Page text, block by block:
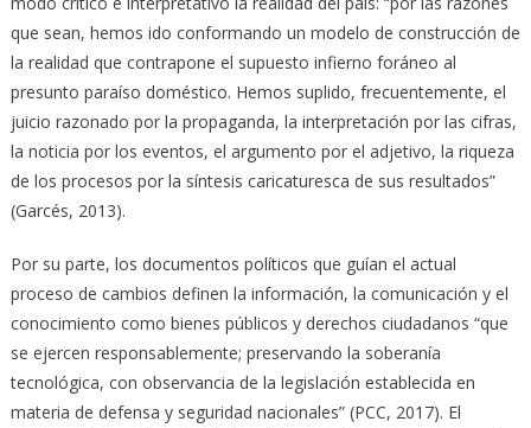
que sean, hemos ido conformando un modelo de construcción de
la realidad que contrapone el supuesto infierno foráneo al
presunto paraíso doméstico. Hemos suplido, frecuentemente, el
juicio razonado por la propaganda, la interpretación por las cifras,
la noticia por los eventos, el argumento por el adjetivo, la riqueza
de los procesos por la síntesis caricaturesca de sus resultados”
(Garcés, 2013).
Por su parte, los documentos políticos que guían el actual
proceso de cambios definen la información, la comunicación y el
conocimiento como bienes públicos y derechos ciudadanos “que
se ejercen responsablemente; preservando la soberanía
tecnológica, con observancia de la legislación establecida en
materia de defensa y seguridad nacionales” (PCC, 2017). El